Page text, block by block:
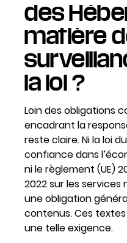
des
matière
la loi ?
Loin des obligations
encadrant la
reste claire. Ni la loi
confiance dans
ni le règlement (UE)
2022 sur les services
une obligation
contenus. Ces
une telle exigence.